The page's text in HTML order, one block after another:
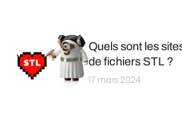
Quels sont les
de fichiers STL ?
17 mars 2024